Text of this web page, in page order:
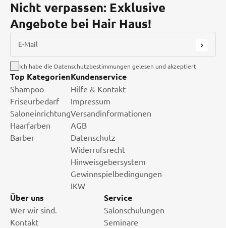
Nicht verpassen: Exklusive
Angebote bei Hair Haus!
E-Mail
Ich habe die Datenschutzbestimmungen gelesen und akzeptiert
Top Kategorien
Shampoo
Friseurbedarf
Saloneinrichtung
Haarfarben
Barber
Kundenservice
Hilfe & Kontakt
Impressum
Versandinformationen
AGB
Datenschutz
Widerrufsrecht
Hinweisgebersystem
Gewinnspielbedingungen
IKW
Über uns
Wer wir sind.
Kontakt
Service
Salonschulungen
Seminare